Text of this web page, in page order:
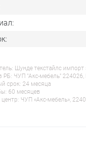
Шунде текстайлс импорт
РБ: ЧУП "Акс-мебель" 224026,
срок: 24 месяца
60 месяцев
ЧУП «Акс-мебель»,